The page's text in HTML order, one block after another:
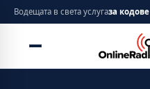
На нас се доверяват